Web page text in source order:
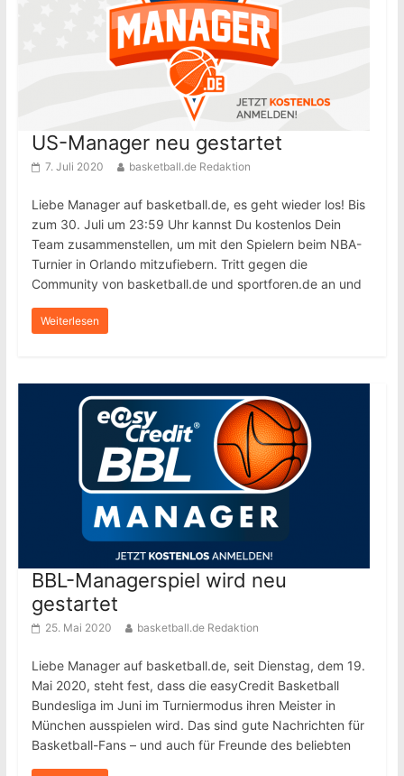
US-Manager neu gestartet
7. Juli 2020 basketball.de Redaktion
Liebe Manager auf basketball.de, es geht wieder los! Bis
zum 30. Juli um 23:59 Uhr kannst Du kostenlos Dein
Team zusammenstellen, um mit den Spielern beim NBA-
Turnier in Orlando mitzufiebern. Tritt gegen die
Community von basketball.de und sportforen.de an und
Weiterlesen
BBL-Managerspiel wird neu
gestartet
25. Mai 2020 basketball.de Redaktion
Liebe Manager auf basketball.de, seit Dienstag, dem 19.
Mai 2020, steht fest, dass die easyCredit Basketball
Bundesliga im Juni im Turniermodus ihren Meister in
München ausspielen wird. Das sind gute Nachrichten für
Basketball-Fans – und auch für Freunde des beliebten